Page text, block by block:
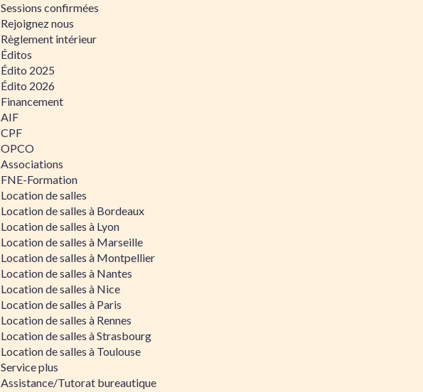
Sessions confirmées
Rejoignez nous
Règlement intérieur
Éditos
Édito 2025
Édito 2026
Financement
AIF
CPF
OPCO
Associations
FNE-Formation
Location de salles
Location de salles à Bordeaux
Location de salles à Lyon
Location de salles à Marseille
Location de salles à Montpellier
Location de salles à Nantes
Location de salles à Nice
Location de salles à Paris
Location de salles à Rennes
Location de salles à Strasbourg
Location de salles à Toulouse
Service plus
Assistance/Tutorat bureautique